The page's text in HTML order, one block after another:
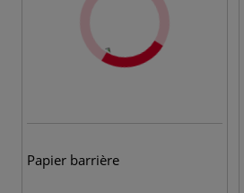
Papier barrière